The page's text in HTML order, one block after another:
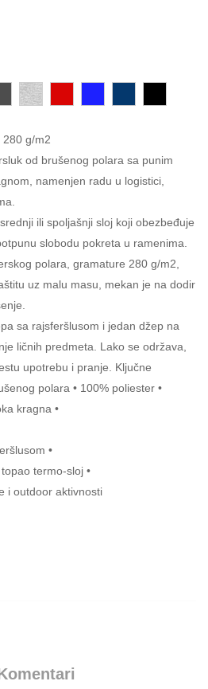
280 g/m2
od brušenog polara sa punim
namenjen radu u logistici,
ili spoljašnji sloj koji obezbeđuje
slobodu pokreta u ramenima.
polara, gramature 280 g/m2,
uz malu masu, mekan je na dodir
sa rajsferšlusom i jedan džep na
ličnih predmeta. Lako se održava,
upotrebu i pranje. Ključne
polara • 100% poliester •
kragna •
•
termo-sloj •
i outdoor aktivnosti